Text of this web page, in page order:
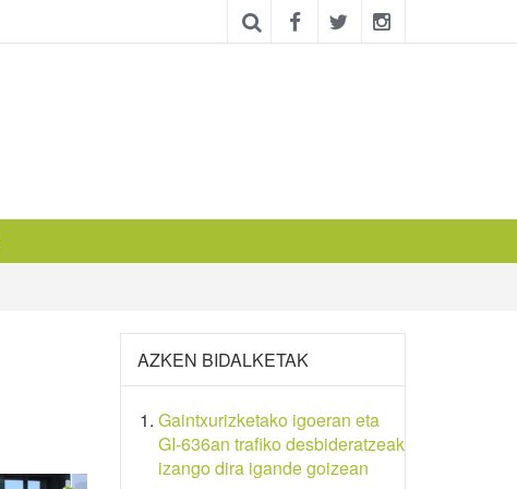
AZKEN BIDALKETAK
Gaintxurizketako igoeran eta
GI-636an trafiko desbideratzeak
izango dira igande goizean